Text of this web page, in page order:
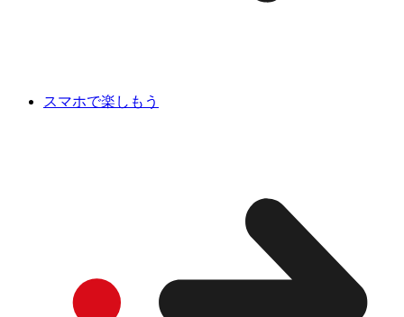
スマホで楽しもう